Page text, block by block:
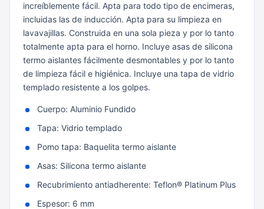
increíblemente fácil. Apta para todo tipo de encimeras,
incluidas las de inducción. Apta para su limpieza en
lavavajillas. Construida en una sola pieza y por lo tanto
totalmente apta para el horno. Incluye asas de silicona
termo aislantes fácilmente desmontables y por lo tanto
de limpieza fácil e higiénica. Incluye una tapa de vidrio
templado resistente a los golpes.
Cuerpo: Aluminio Fundido
Tapa: Vidrio templado
Pomo tapa: Baquelita termo aislante
Asas: Silicona termo aislante
Recubrimiento antiadherente: Teflon® Platinum Plus
Espesor: 6 mm